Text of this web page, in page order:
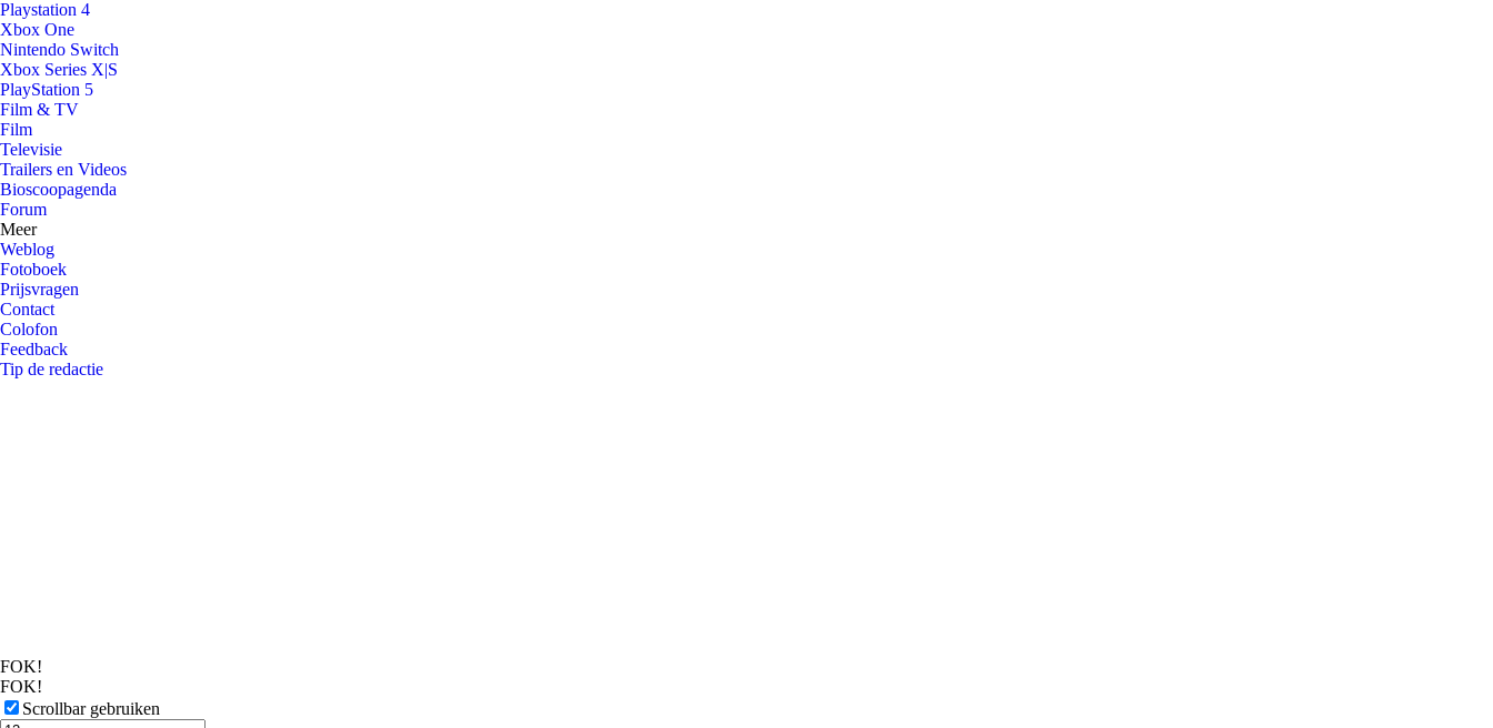
Playstation 4
Xbox One
Nintendo Switch
Xbox Series X|S
PlayStation 5
Film & TV
Film
Televisie
Trailers en Videos
Bioscoopagenda
Forum
Meer
Weblog
Fotoboek
Prijsvragen
Contact
Colofon
Feedback
Tip de redactie
FOK!
FOK!
Scrollbar gebruiken